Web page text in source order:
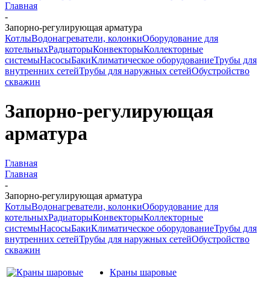
Главная
-
Запорно-регулирующая арматура
КотлыВодонагреватели, колонкиОборудование для
котельныхРадиаторыКонвекторыКоллекторные
системыНасосыБакиКлиматическое оборудованиеТрубы для
внутренних сетейТрубы для наружных сетейОбустройство
скважин
Запорно-регулирующая
арматура
Главная
Главная
-
Запорно-регулирующая арматура
КотлыВодонагреватели, колонкиОборудование для
котельныхРадиаторыКонвекторыКоллекторные
системыНасосыБакиКлиматическое оборудованиеТрубы для
внутренних сетейТрубы для наружных сетейОбустройство
скважин
Краны шаровые